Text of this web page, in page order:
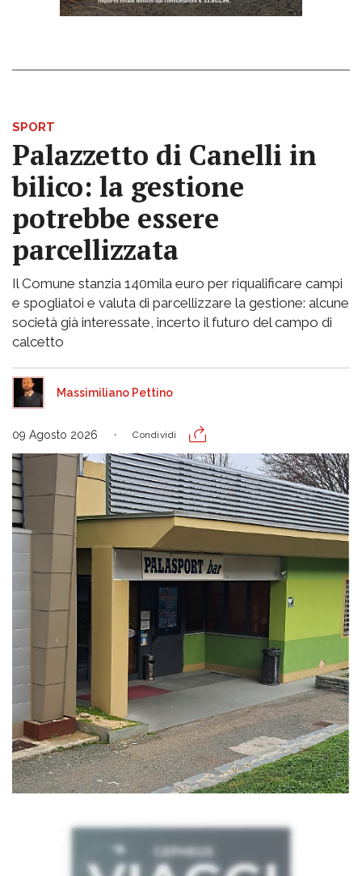
SPORT
Palazzetto di Canelli in
bilico: la gestione
potrebbe essere
parcellizzata
Il Comune stanzia 140mila euro per riqualificare campi
e spogliatoi e valuta di parcellizzare la gestione: alcune
società già interessate, incerto il futuro del campo di
calcetto
Massimiliano Pettino
09 Agosto 2026 Condividi